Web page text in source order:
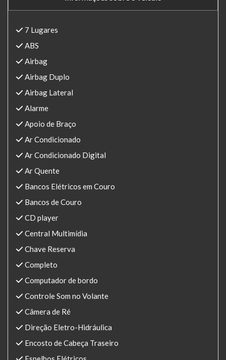
7 Lugares
ABS
Airbag
Airbag Duplo
Airbag Lateral
Alarme
Apoio de Braço
Ar Condicionado
Ar Condicionado Digital
Ar Quente
Bancos Elétricos em Couro
Bancos de Couro
CD player
Central Multimídia
Chave Reserva
Completo
Computador de bordo
Controle Som no Volante
Câmera de Ré
Direção Eletro-Hidráulica
Encosto de Cabeça Traseiro